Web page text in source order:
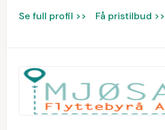
Se full profil >> Få pristilbud >>